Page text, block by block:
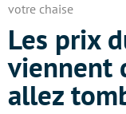
votre chaise
Les prix
viennent
allez